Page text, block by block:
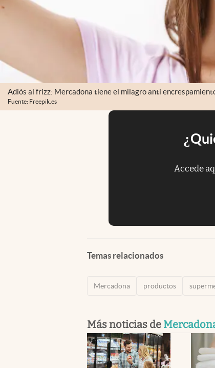
Adiós al frizz: Mercadona tiene el milagro anti
Fuente: Freepik.es
Accede
Temas relacionados
Mercadona productos
Más noticias de